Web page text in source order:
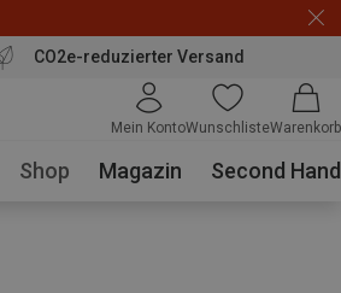
CO2e-reduzierter Versand
Mein KontoWunschlisteWarenkorb
Shop Magazin Second Hand